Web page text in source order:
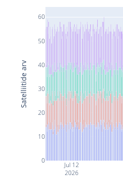
Jul 12
2026
0
10
20
30
40
50
60
Satelliitide arv